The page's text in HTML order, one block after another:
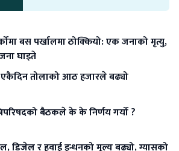
बस पर्खालमा ठोक्कियो: एक जनाको मृत्यु,
घाइते
तोलाको आठ हजारले बढ्यो
बैठकले के के निर्णय गर्यो ?